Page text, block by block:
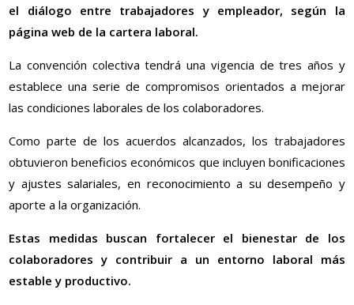
el diálogo entre trabajadores y empleador, según la
página web de la cartera laboral.
La convención colectiva tendrá una vigencia de tres años y
establece una serie de compromisos orientados a mejorar
las condiciones laborales de los colaboradores.
Como parte de los acuerdos alcanzados, los trabajadores
obtuvieron beneficios económicos que incluyen bonificaciones
y ajustes salariales, en reconocimiento a su desempeño y
aporte a la organización.
Estas medidas buscan fortalecer el bienestar de los
colaboradores y contribuir a un entorno laboral más
estable y productivo.